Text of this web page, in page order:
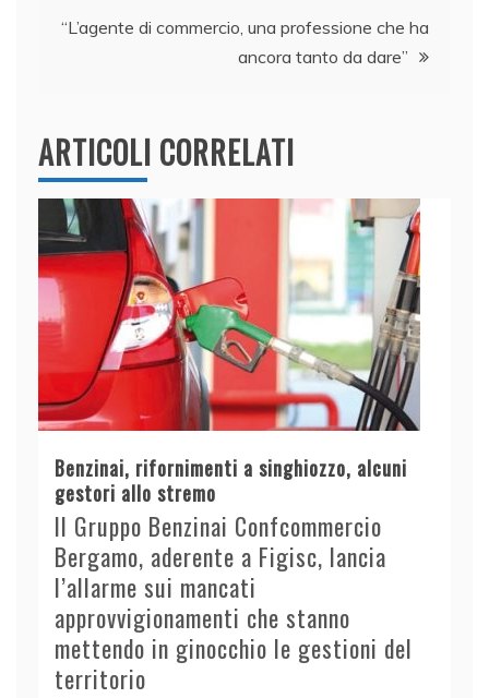
k
“L’agente di commercio, una professione che ha
ancora tanto da dare”
ARTICOLI CORRELATI
Benzinai, rifornimenti a singhiozzo, alcuni
gestori allo stremo
Il Gruppo Benzinai Confcommercio
Bergamo, aderente a Figisc, lancia
l’allarme sui mancati
approvvigionamenti che stanno
mettendo in ginocchio le gestioni del
territorio